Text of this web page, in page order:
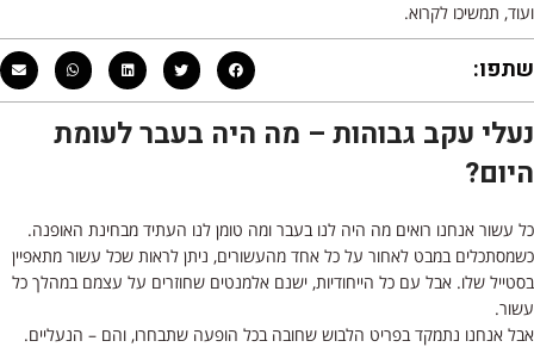
ועוד, תמשיכו לקרוא.
שתפו:
נעלי עקב גבוהות – מה היה בעבר לעומת
היום?
כל עשור אנחנו רואים מה היה לנו בעבר ומה טומן לנו העתיד מבחינת האופנה.
כשמסתכלים במבט לאחור על כל אחד מהעשורים, ניתן לראות שכל עשור מתאפיין
בסטייל שלו. אבל עם כל הייחודיות, ישנם אלמנטים שחוזרים על עצמם במהלך כל
עשור.
אבל אנחנו נתמקד בפריט הלבוש שחובה בכל הופעה שתבחרו, והם – הנעליים.